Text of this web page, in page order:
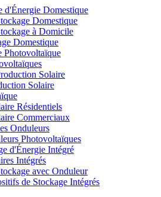
d'Énergie Domestique
Domestique
à Domicile
Domestique
Photovoltaïque
Solaire
Solaire
Résidentiels
Commerciaux
Onduleurs
Photovoltaïques
d'Énergie Intégré
Intégrés
avec Onduleur
de Stockage Intégrés